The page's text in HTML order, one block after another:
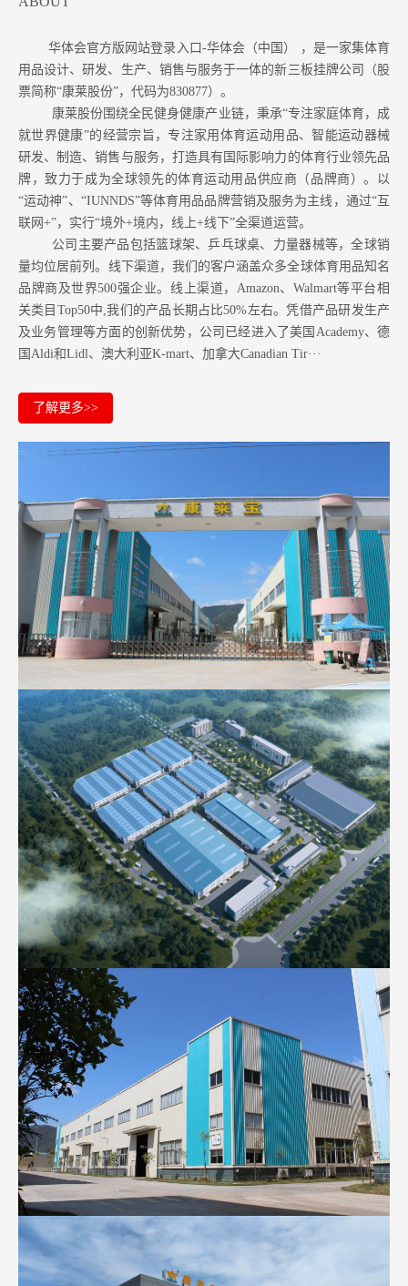
华体会官方版网站登录入口-华体会（中国） ，是一家集体育
用品设计、研发、生产、销售与服务于一体的新三板挂牌公司（股
票简称“康莱股份”，代码为830877）。
康莱股份围绕全民健身健康产业链，秉承“专注家庭体育，成
就世界健康”的经营宗旨，专注家用体育运动用品、智能运动器械
研发、制造、销售与服务，打造具有国际影响力的体育行业领先品
牌，致力于成为全球领先的体育运动用品供应商（品牌商）。以
“运动神”、“IUNNDS”等体育用品品牌营销及服务为主线，通过“互
联网+”，实行“境外+境内，线上+线下”全渠道运营。
公司主要产品包括篮球架、乒乓球桌、力量器械等，全球销
量均位居前列。 线下渠道，我们的客户涵盖众多全球体育用品知名
品牌商及世界500强企业。 线上渠道，Amazon、Walmart等平台相
关类目Top50中,我们的产品长期占比50%左右。凭借产品研发生产
及业务管理等方面的创新优势，公司已经进入了美国Academy、德
国Aldi和Lidl、澳大利亚K-mart、加拿大Canadian Tir···
了解更多>>